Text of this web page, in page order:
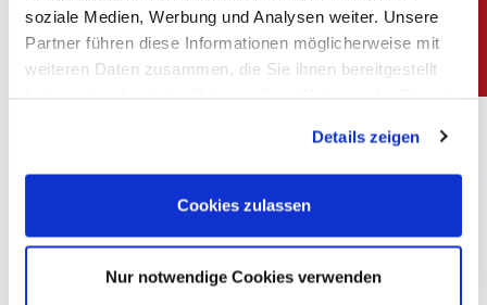
soziale Medien, Werbung und Analysen weiter. Unsere
Partner führen diese Informationen möglicherweise mit
weiteren Daten zusammen, die Sie ihnen bereitgestellt
Cookies, wenn Sie unsere Webseite weiterhin nutzen.
Impressum
|Datenschutz
Details zeigen
Cookies zulassen
Nur notwendige Cookies verwenden
Wir beziehen unsere Materialien
ausschließlich von sorgfältig ausgewählten,
sicher, dass unsere Produkte höchsten
Qualitätsansprüchen entsprechen. Mit dem
Neubau unserer Produktionsstätte in
Rathenow in den Jahren 2021/2022 setzen
wir ein klares Zeichen für Qualität und